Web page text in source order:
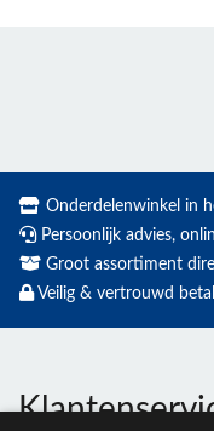
Onderdelenwinkel in
Persoonlijk advies,
Groot assortiment
Veilig & vertrouwd